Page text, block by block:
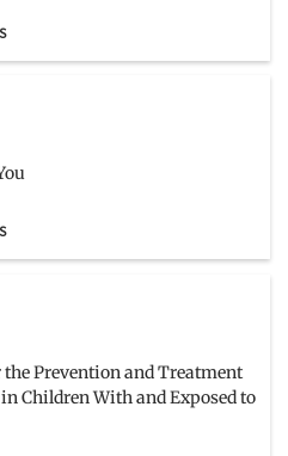
Prevention and Treatment
Children With and Exposed to